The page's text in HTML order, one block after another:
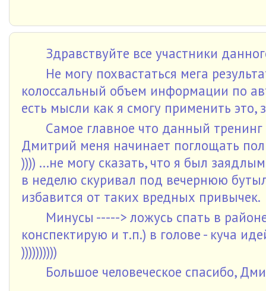
Здравствуйте все участники
Не могу похвастаться мега
колоссальный объем информации по
есть мысли как я смогу применить
Самое главное что данный
Дмитрий меня начинает поглощать
)))) ...не могу сказать, что я был
в неделю скуривал под вечернюю
избавится от таких вредных привычек.
Минусы -----> ложусь спать в
конспектирую и т.п.) в голове - куча
))))))))))
Большое человеческое спасибо,